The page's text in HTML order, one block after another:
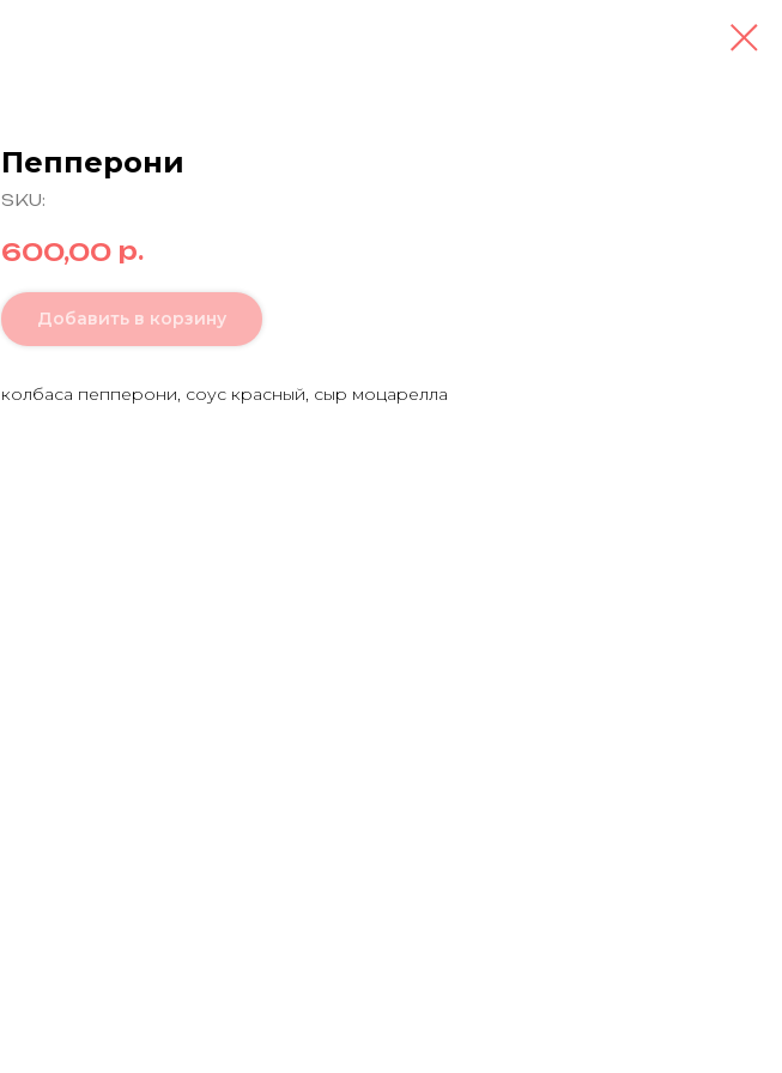
Пепперони
SKU:
600,00 р.
Добавить в корзину
колбаса пепперони, соус красный, сыр моцарелла